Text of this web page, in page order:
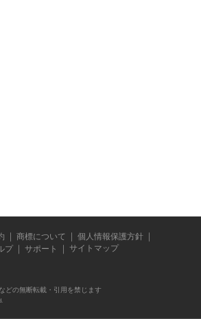
商標について
個人情報保護方針
プ サポート サイトマップ
どの無断転載・引用を禁じます